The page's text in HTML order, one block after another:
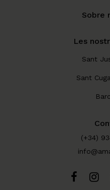
Sobre
Les
Sant
Sant
(+34)